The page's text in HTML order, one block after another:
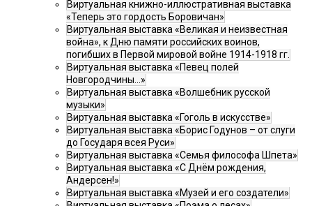
Виртуальная книжно-иллюстративная выставка
«Теперь это гордость Боровичан»
Виртуальная выставка «Великая и неизвестная
война», к Дню памяти российских воинов,
погибших в Первой мировой войне 1914-1918 гг.
Виртуальная выставка «Певец полей
Новгородчины…»
Виртуальная выставка «Волшебник русской
музыки»
Виртуальная выставка «Гоголь в искусстве»
Виртуальная выставка «Борис Годунов – от слуги
до Государя всея Руси»
Виртуальная выставка «Семья философа Шпета»
Виртуальная выставка «С Днём рождения,
Андерсен!»
Виртуальная выставка «Музей и его создатели»